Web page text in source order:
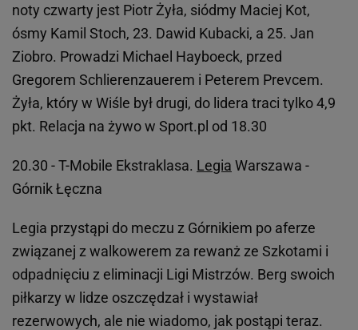
noty czwarty jest Piotr Żyła, siódmy Maciej Kot,
ósmy Kamil Stoch, 23. Dawid Kubacki, a 25. Jan
Ziobro. Prowadzi Michael Hayboeck, przed
Gregorem Schlierenzauerem i Peterem Prevcem.
Żyła, który w Wiśle był drugi, do lidera traci tylko 4,9
pkt. Relacja na żywo w Sport.pl od 18.30
20.30 - T-Mobile Ekstraklasa. Legia Warszawa -
Górnik Łęczna
Legia przystąpi do meczu z Górnikiem po aferze
związanej z walkowerem za rewanż ze Szkotami i
odpadnięciu z eliminacji Ligi Mistrzów. Berg swoich
piłkarzy w lidze oszczędzał i wystawiał
rezerwowych, ale nie wiadomo, jak postąpi teraz.